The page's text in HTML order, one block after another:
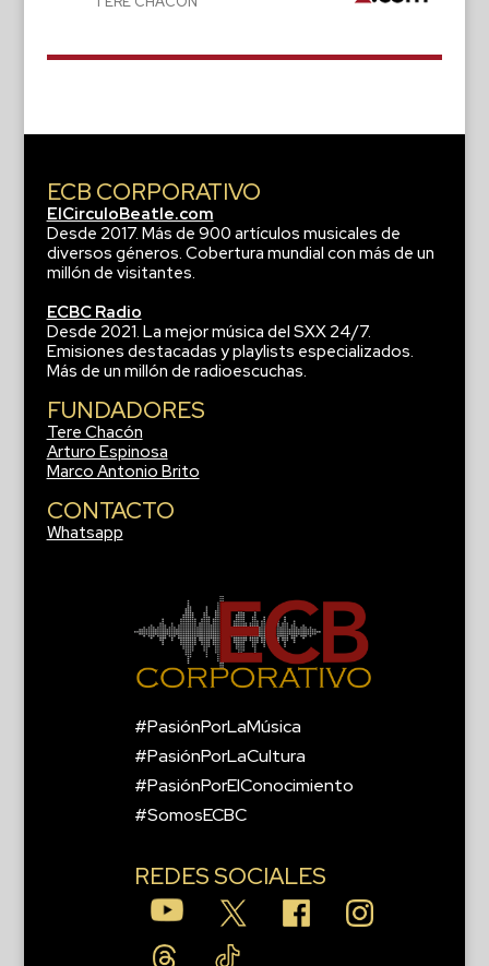
ECB CORPORATIVO
ElCirculoBeatle.com
Desde 2017. Más de 900 artículos musicales de
diversos géneros. Cobertura mundial con más de un
millón de visitantes.
ECBC Radio
Desde 2021. La mejor música del SXX 24/7.
Emisiones destacadas y playlists especializados.
Más de un millón de radioescuchas.
FUNDADORES
Tere Chacón
Arturo Espinosa
Marco Antonio Brito
CONTACTO
Whatsapp
#PasiónPorLaMúsica
#PasiónPorLaCultura
#PasiónPorElConocimiento
#SomosECBC
REDES SOCIALES